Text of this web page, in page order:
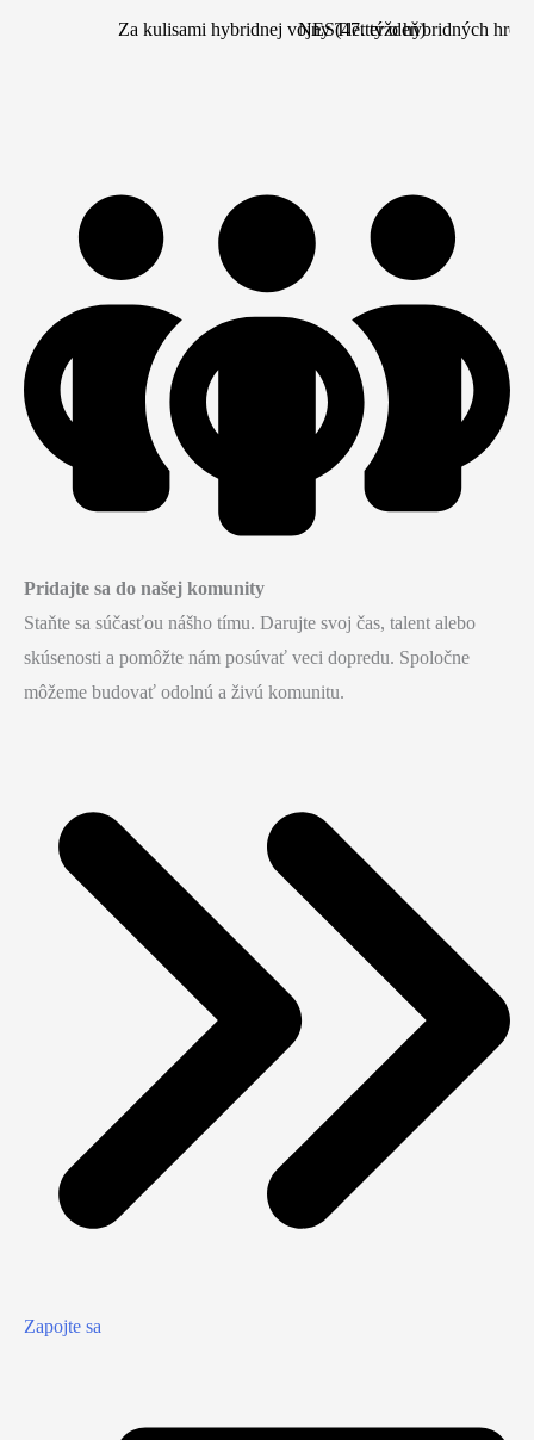
Za kulisami hybridnej vojny (47. týždeň)
NESTletter o hybridných
Pridajte sa do našej komunity
Staňte sa súčasťou nášho tímu. Darujte svoj čas, talent alebo
skúsenosti a pomôžte nám posúvať veci dopredu. Spoločne
môžeme budovať odolnú a živú komunitu.
Zapojte sa